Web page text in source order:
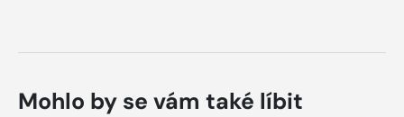
Mohlo by se vám také líbit